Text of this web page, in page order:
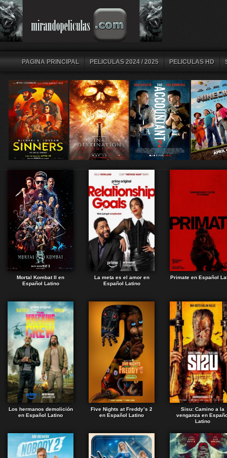
PAGINA PRINCIPAL PELICULAS 2024 / 2025 PELICULAS HD
Mortal Kombat II en
Español Latino
La meta es el amor en
Español Latino
Primate en Español
Los hermanos demolición
en Español Latino
Five Nights at Freddy’s 2
en Español Latino
Sisu: Camino a la
venganza en
Latino